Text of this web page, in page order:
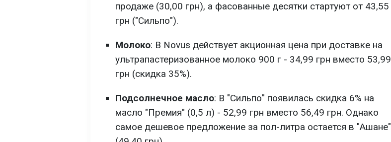
продаже (30,00 грн), а фасованные десятки стартуют от 43,55
грн ("Сильпо").
Молоко: В Novus действует акционная цена при доставке на
ультрапастеризованное молоко 900 г - 34,99 грн вместо 53,99
грн (скидка 35%).
Подсолнечное масло: В "Сильпо" появилась скидка 6% на
масло "Премия" (0,5 л) - 52,99 грн вместо 56,49 грн. Однако
самое дешевое предложение за пол-литра остается в "Ашане"